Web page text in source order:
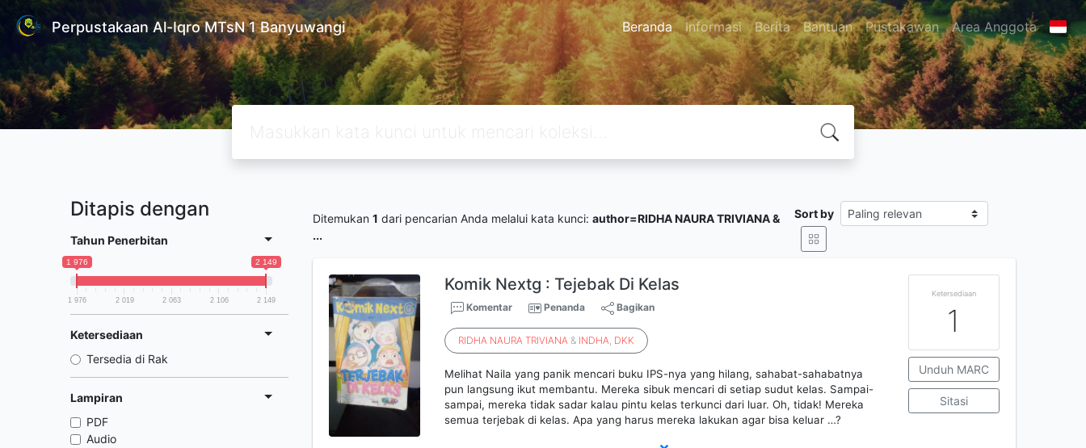
Perpustakaan Al-Iqro MTsN 1 Banyuwangi Beranda Informasi Berita Bantuan Pustakawan Area Anggota
Ditapis dengan
Tahun Penerbitan
1 976 2 149
1 976 2 019 2 063 2 106 2 149
Ketersediaan
Tersedia di Rak
Lampiran
PDF
Audio
Ditemukan 1 dari pencarian Anda melalui kata kunci: author=RIDHA NAURA TRIVIANA &
...
Sort by
Komik Nextg : Tejebak Di Kelas
Komentar Penanda Bagikan
RIDHA NAURA TRIVIANA & INDHA, DKK
Melihat Naila yang panik mencari buku IPS-nya yang hilang, sahabat-sahabatnya
pun langsung ikut membantu. Mereka sibuk mencari di setiap sudut kelas. Sampai-
sampai, mereka tidak sadar kalau pintu kelas terkunci dari luar. Oh, tidak! Mereka
semua terjebak di kelas. Apa yang harus mereka lakukan agar bisa keluar …?
Ketersediaan
1
Unduh MARC
Sitasi